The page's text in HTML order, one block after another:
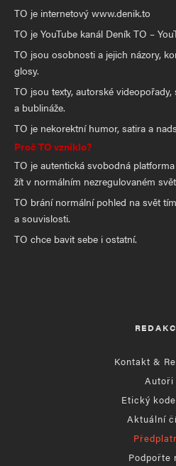
TO je internetový www.denik.to
TO je YouTube kanál Deník TO –
TO jsou osobnosti a jejich názory,
glosy.
TO jsou texty, autorské
a bublináže.
TO je nekorektní humor, satira a
Proč TO vzniklo?
TO je autentická svobodná
žít v normálním nezregulovaném
TO brání normální pohled na svět
a souvislosti.
TO chce bavit sebe i ostatní.
Kontakt &
Autoři
Etický
Aktuální
Podpořte